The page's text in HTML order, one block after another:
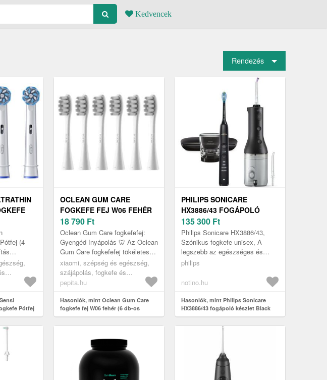
Kedvencek
Rendezés
(4
Ez a 4
Pótfej
OCLEAN GUM CARE
FOGKEFE FEJ W06 FEHÉR
(6 DB-OS KÉSZLET)
18 790 Ft
Oclean Gum Care fogkefefej:
Gyengéd ínyápolás 🦷 Az Oclean
Gum Care fogkefefej tökéletes
választás az érzékeny ínyek
ápolásához. Különleges
kialakít...
xiaomi, szépség és egészség,
szájápolás, fogkefe és
szájzuhany pótfejek
pepita.hu
Hasonlók, mint Oclean Gum Care
fogkefe fej W06 fehér (6 db-os
készlet)
PHILIPS SONICARE
HX3886/43 FOGÁPOLÓ
KÉSZLET BLACK
135 300 Ft
Philips Sonicare HX3886/43,
Szónikus fogkefe unisex, A
legszebb az egészséges és
ragyogóan fehér fogsor. Ez a
Sonicare H...
philips
notino.hu
Hasonlók, mint Philips Sonicare
HX3886/43 fogápoló készlet Black